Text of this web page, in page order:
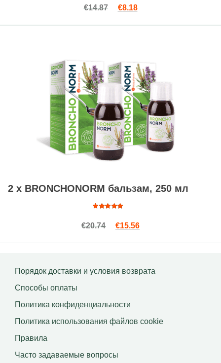
4.88
из
€14.87 Первоначальная цена
€8.18Текущая цена: €8.18.
2 x BRONCHONORM бальзам, 250 мл
4.88
из
€20.74 Первоначальная цена
€15.56Текущая цена:
Порядок доставки и условия возврата
Способы оплаты
Политика конфиденциальности
Политика использования файлов сookie
Правила
Часто задаваемые вопросы